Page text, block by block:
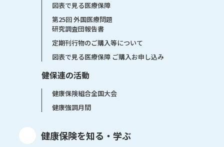
図表で見る医療保障
第25回 外国医療問題
研究調査団報告書
定期刊行物のご購入等について
図表で見る医療保障 ご購入お申し込み
健保連の活動
健康保険組合全国大会
健康強調月間
健康保険を知る・学ぶ